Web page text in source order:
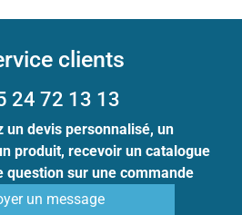
clients
24 72 13 13
un devis personnalisé, un
produit, recevoir un catalogue
question sur une commande
un message